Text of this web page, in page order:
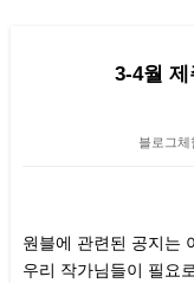
3-4월
블로그
원블에 관련된 공지는
우리 작가님들이 필요